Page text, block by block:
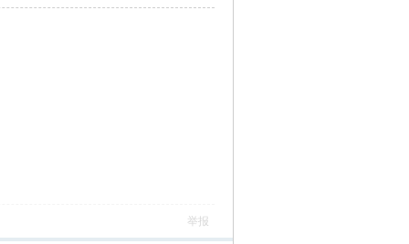
举报